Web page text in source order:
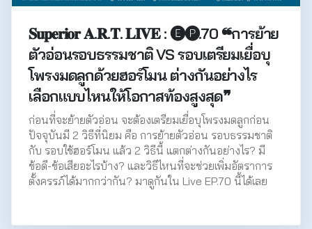
𝐒𝐮𝐩𝐞𝐫𝐢𝐨𝐫 𝐀.𝐑.𝐓. 𝐋𝐈𝐕𝐄 : 🅔🅟.70 ❝การย้าย
ตัวอ่อนรอบธรรมชาติ VS รอบเตรียมเยื่อบุ
โพรงมดลูกด้วยฮอร์โมน ต่างกันอย่างไร
เลือกแบบไหนให้โอกาสท้องสูงสุด❞
ก่อนที่จะย้ายตัวอ่อน จะต้องเตรียมเยื่อบุโพรงมดลูกก่อน
ปัจจุบันมี 2 วิธีที่นิยม คือ การย้ายตัวอ่อน รอบธรรมชาติ
กับ รอบใช้ฮอร์โมน แล้ว 2 วิธีนี้ แตกต่างกันอย่างไร? มี
ข้อดี-ข้อเสียอะไรบ้าง? และวิธีไหนที่จะช่วยเพิ่มอัตราการ
ตั้งครรภ์ได้มากกว่ากัน? มาดูกันใน Live EP.70 นี้ได้เลย